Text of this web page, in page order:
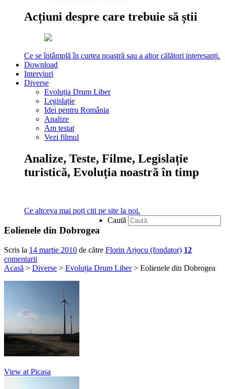
Acțiuni despre care trebuie să știi
Ce se întâmplă în curtea noastră sau a altor călători interesanți.
Download
Interviuri
Diverse
Evoluția Drum Liber
Legislație
Idei pentru România
Analize
Am testat
Vezi filmul
Analize, Teste, Filme, Legislație
turistică, Evoluția noastră în timp
Ce altceva mai poți citi pe site la noi.
Caută
Eolienele din Dobrogea
Scris la 14 martie 2010 de către Florin Arjocu (fondator) 12
comentarii
Acasă > Diverse > Evoluția Drum Liber> Eolienele din Dobrogea
View at Picasa